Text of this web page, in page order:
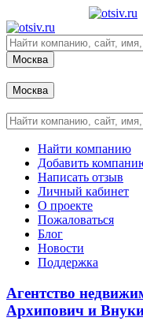
Москва
Москва
Найти компанию
Добавить
Написать отзыв
Личный кабинет
О проекте
Пожаловаться
Блог
Новости
Поддержка
Агентство
Архипович и